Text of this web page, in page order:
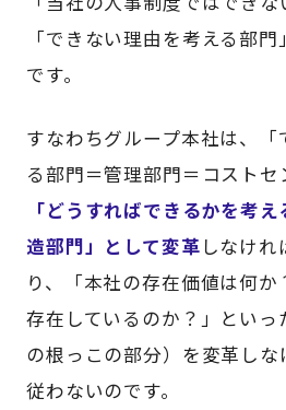
「できない理由を考える部
です。
すなわちグループ本社は、
る部門＝管理部門＝コストセ
「どうすればできるかを考
造部門」として変革 しなけ
り、「本社の存在価値は何
存在しているのか？」とい
の根っこの部分）を変革し
従わないのです。